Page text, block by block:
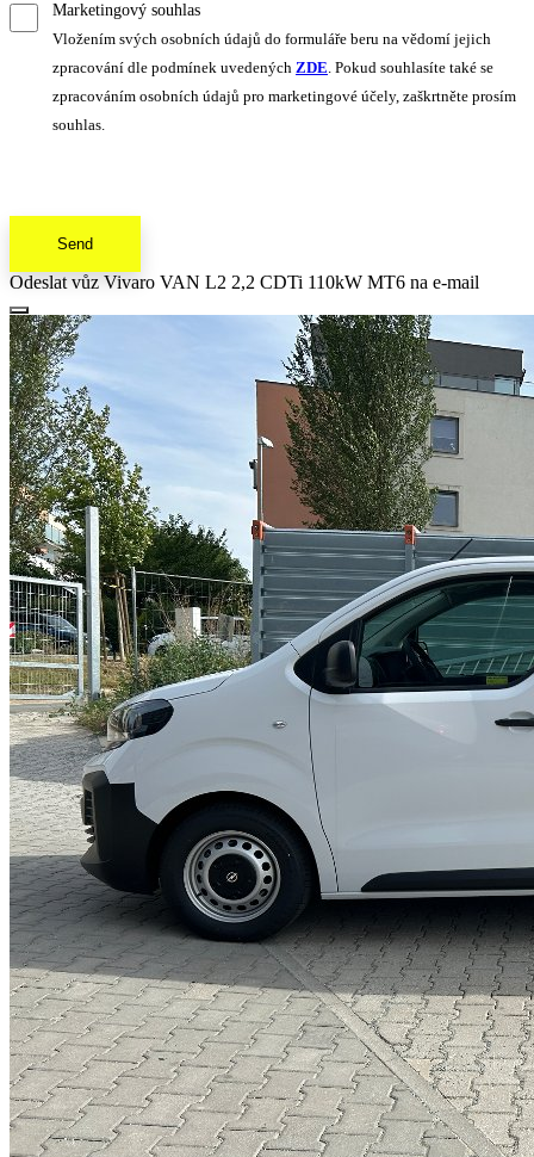
Marketingový souhlas
Vložením svých osobních údajů do formuláře beru na vědomí jejich
zpracování dle podmínek uvedených ZDE. Pokud souhlasíte také se
zpracováním osobních údajů pro marketingové účely, zaškrtněte prosím
souhlas.
Send
Odeslat vůz Vivaro VAN L2 2,2 CDTi 110kW MT6 na e-mail